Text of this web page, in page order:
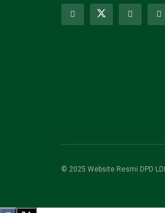
© 2025 Website Resmi DPD